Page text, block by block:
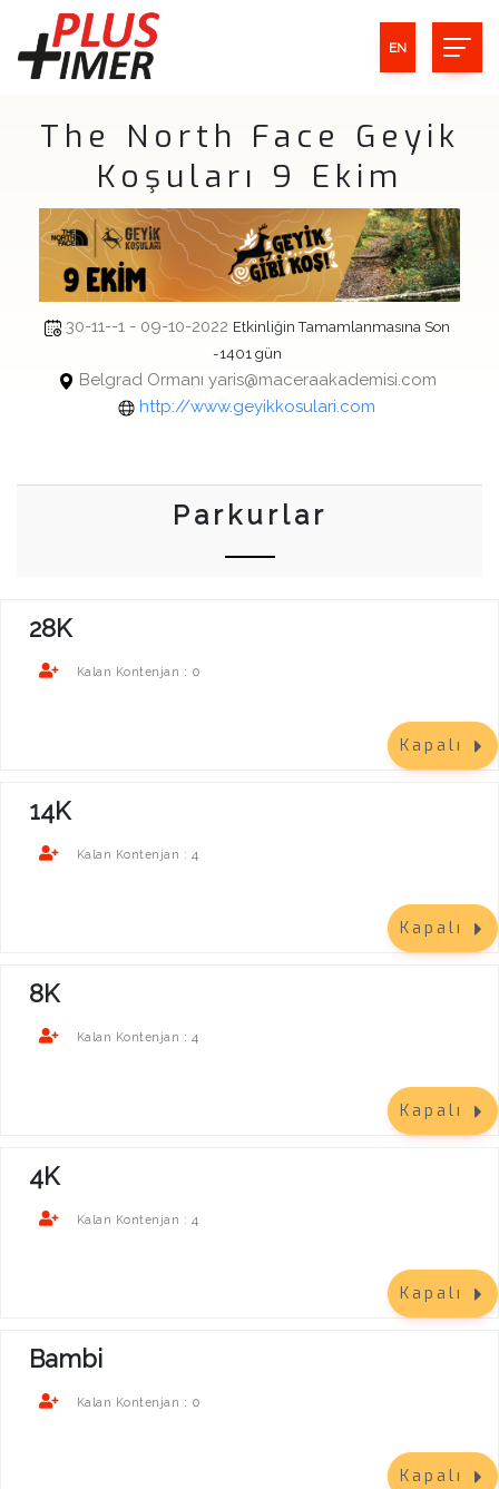
EN
The North Face Geyik
Koşuları 9 Ekim
30-11--1 - 09-10-2022 Etkinliğin Tamamlanmasına Son
-1401 gün
Belgrad Ormanı yaris@maceraakademisi.com
http://www.geyikkosulari.com
Parkurlar
28K
Kalan Kontenjan : 0
Kapalı
14K
Kalan Kontenjan : 4
Kapalı
8K
Kalan Kontenjan : 4
Kapalı
4K
Kalan Kontenjan : 4
Kapalı
Bambi
Kalan Kontenjan : 0
Kapalı